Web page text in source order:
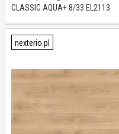
CLASSIC AQUA+ 8/33 EL2113
nexterio.pl